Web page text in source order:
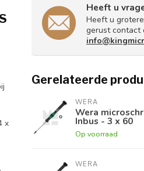
x
Heeft u
Heeft u
gerust contact
Gerelateerde
WERA
Wera
Inbus - 3 x 60
Op voorraad
WERA